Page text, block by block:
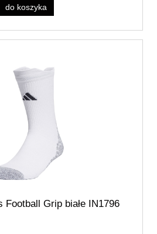
do koszyka
Football Grip białe IN1796